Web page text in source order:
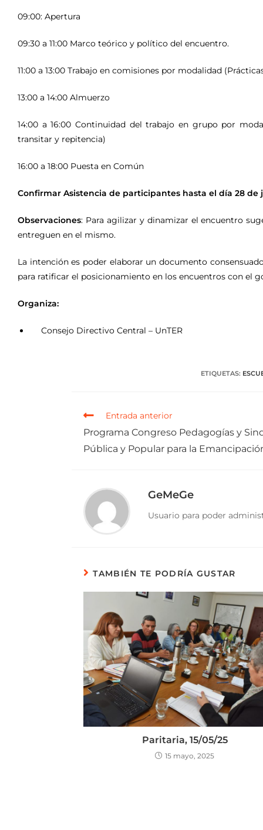
09:00: Apertura
09:30 a 11:00 Marco teórico y político del encuentro.
11:00 a 13:00 Trabajo en comisiones por modalidad
13:00 a 14:00 Almuerzo
14:00 a 16:00 Continuidad del trabajo en grupo por
transitar y repitencia)
16:00 a 18:00 Puesta en Común
Confirmar Asistencia de participantes hasta el día 28 de
Observaciones: Para agilizar y dinamizar el encuentro
entreguen en el mismo.
La intención es poder elaborar un documento
para ratificar el posicionamiento en los encuentros con el
Organiza:
Consejo Directivo Central – UnTER
ETIQUETAS:
Entrada anterior
Programa Congreso Pedagogías y
Pública y Popular para la
GeMeGe
Usuario para poder
TAMBIÉN TE PODRÍA GUSTAR
Paritaria, 15/05/25
15 mayo, 2025